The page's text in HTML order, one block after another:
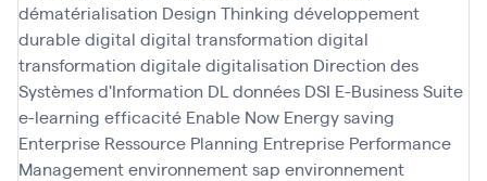
dématérialisation Design Thinking développement
durabledigital digital transformation digital
transformation digitaledigitalisation Direction des
Systèmes d'Information DL données DSI E-Business Suite
e-learning efficacité Enable Now Energy saving
Enterprise Ressource Planning Entreprise Performance
Managementenvironnement sap environnement